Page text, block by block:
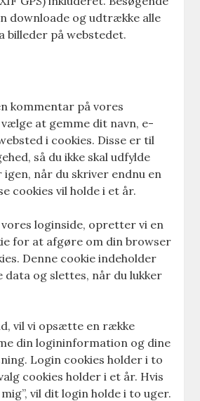
downloade og udtrække alle
billeder på webstedet.
kommentar på vores
at gemme dit navn, e-
i cookies. Disse er til
så du ikke skal udfylde
igen, når du skriver endnu en
cookies vil holde i et år.
loginside, opretter vi en
for at afgøre om din browser
Denne cookie indeholder
data og slettes, når du lukker
vil vi opsætte en række
din logininformation og dine
Login cookies holder i to
cookies holder i et år. Hvis
vil dit login holde i to uger.